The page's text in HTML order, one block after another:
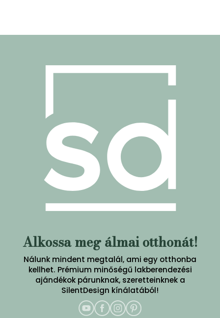
Alkossa meg álmai otthonát!
Nálunk mindent megtalál, ami egy otthonba
kellhet. Prémium minőségű lakberendezési
ajándékok párunknak, szeretteinknek a
SilentDesign kínálatából!